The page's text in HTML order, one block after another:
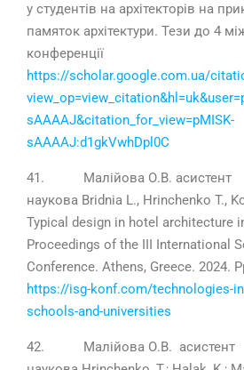
у студентів на архітекторів на
памяток архітектури. Тези до 4
конференції
https://scholar.google.com.ua/
sAAAAJ&citation_for_view=pMISK-
sAAAAJ:d1gkVwhDpl0C
41. Малійова О.В.
наукова Bridnia L., Hrinchenko T.,
Typical design in hotel architecture
Proceedings of the III International
Conference. Athens, Greece. 2024.
https://isg-konf.com/technologies-
schools-and-universities
42. Малійова О.В.